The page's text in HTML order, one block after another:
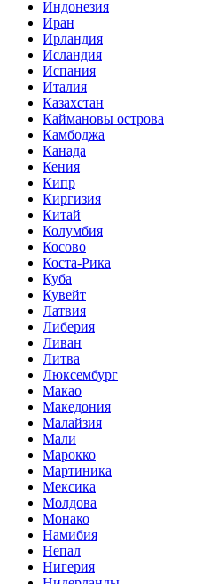
Индонезия
Иран
Ирландия
Исландия
Испания
Италия
Казахстан
Каймановы острова
Камбоджа
Канада
Кения
Кипр
Киргизия
Китай
Колумбия
Косово
Коста-Рика
Куба
Кувейт
Латвия
Либерия
Ливан
Литва
Люксембург
Макао
Македония
Малайзия
Мали
Марокко
Мартиника
Мексика
Молдова
Монако
Намибия
Непал
Нигерия